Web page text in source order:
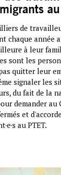
au
de
chaque année
à leur
sont les
quitter leur
signaler les
du fait de la
demander au
et
au PTET.